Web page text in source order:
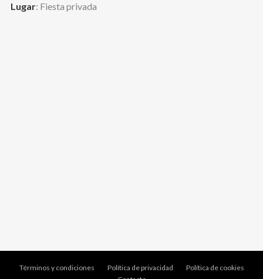
Lugar: Fiesta privada
Términos y condiciones Política de privacidad
Política de cookies